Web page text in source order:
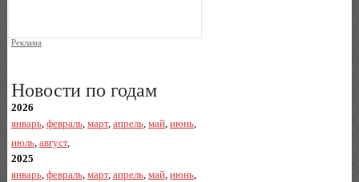
Реклама
Новости по годам
2026
январь, февраль, март, апрель, май, июнь,
июль, август,
2025
январь, февраль, март, апрель, май, июнь,